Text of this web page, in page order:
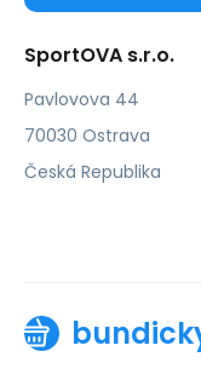
SportOVA s.r.o.
Pavlovova 44
70030 Ostrava
Česká Republika